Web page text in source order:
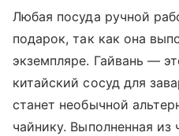
Любая посуда ручной
подарок, так как она
экземпляре. Гайвань —
китайский сосуд для
станет необычной
чайнику. Выполненная